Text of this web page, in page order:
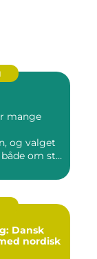
mange
og valget
om stil,
Dansk
nordisk